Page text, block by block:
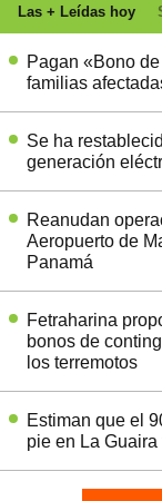
Las + Leídas hoy
Pagan «Bono
familias
Se ha
generación
Reanudan
Aeropuerto de
Panamá
Fetraharina
bonos de
los terremotos
Estiman que el
pie en La